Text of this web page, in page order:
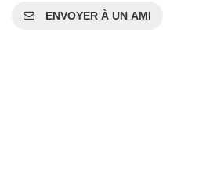
ENVOYER À UN AMI